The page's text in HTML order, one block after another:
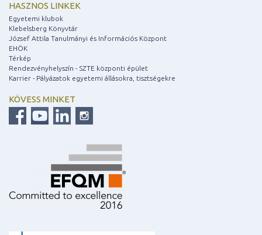
HASZNOS LINKEK
Egyetemi klubok
Klebelsberg Könyvtár
József Attila Tanulmányi és Információs Központ
EHÖK
Térkép
Rendezvényhelyszín - SZTE központi épület
Karrier - Pályázatok egyetemi állásokra, tisztségekre
KÖVESS MINKET